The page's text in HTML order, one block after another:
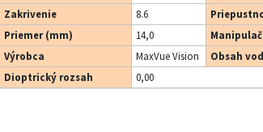
Zakrivenie
8.6
Priemer (mm)
14,0
Výrobca
MaxVue Vision Obsah
Dioptrický rozsah
0,00